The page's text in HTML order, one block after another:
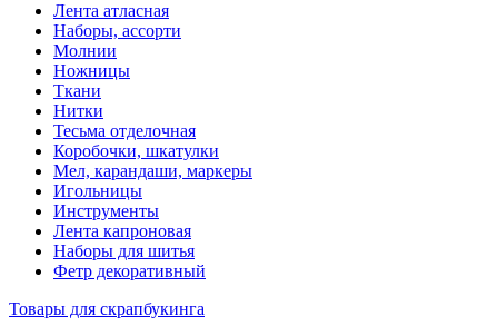
Лента атласная
Наборы, ассорти
Молнии
Ножницы
Ткани
Нитки
Тесьма отделочная
Коробочки, шкатулки
Мел, карандаши, маркеры
Игольницы
Инструменты
Лента капроновая
Наборы для шитья
Фетр декоративный
Товары для скрапбукинга